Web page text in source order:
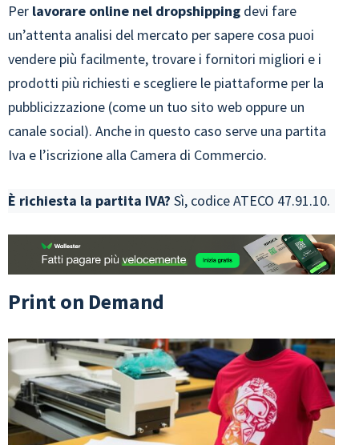
Per lavorare online nel dropshipping devi fare
un’attenta analisi del mercato per sapere cosa puoi
vendere più facilmente, trovare i fornitori migliori e i
prodotti più richiesti e scegliere le piattaforme per la
pubblicizzazione (come un tuo sito web oppure un
canale social). Anche in questo caso serve una partita
Iva e l’iscrizione alla Camera di Commercio.
È richiesta la partita IVA? Sì, codice ATECO 47.91.10.
Print on Demand